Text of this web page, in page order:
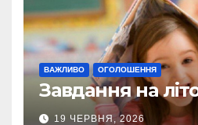
ВАЖЛИВО ОГОЛОШЕННЯ
Завдання на
19 ЧЕРВНЯ, 2026